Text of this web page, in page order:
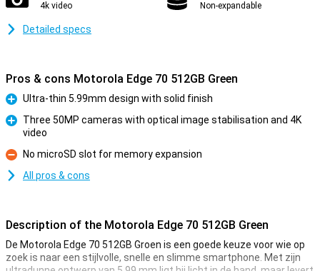
4k video Non-expandable
Detailed specs
Pros & cons Motorola Edge 70 512GB Green
Pro
Ultra-thin 5.99mm design with solid finish
Three 50MP cameras with optical image stabilisation and 4K
video
Con
No microSD slot for memory expansion
All pros & cons
Description of the Motorola Edge 70 512GB Green
De Motorola Edge 70 512GB Groen is een goede keuze voor wie op
zoek is naar een stijlvolle, snelle en slimme smartphone. Met zijn